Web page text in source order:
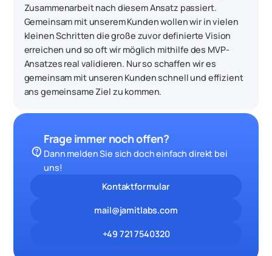
Zusammenarbeit nach diesem Ansatz passiert.
Gemeinsam mit unserem Kunden wollen wir in vielen
kleinen Schritten die große zuvor definierte Vision
erreichen und so oft wir möglich mithilfe des MVP-
Ansatzes real validieren. Nur so schaffen wir es
gemeinsam mit unseren Kunden schnell und effizient
ans gemeinsame Ziel zu kommen.
contact_support
Frage immer noch offen?
Dann melden Sie sich doch einfach direkt bei
uns!
Kontaktformular
mail@jamitlabs.com
+49 721 7540320